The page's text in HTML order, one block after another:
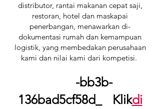
distributor, rantai makanan cepat saji,
restoran, hotel dan maskapai
penerbangan, menawarkan di-
dokumentasi rumah dan kemampuan
logistik, yang membedakan perusahaan
kami dan nilai kami dari kompetisi.
-bb3b-
136bad5cf58d_ Klikdi